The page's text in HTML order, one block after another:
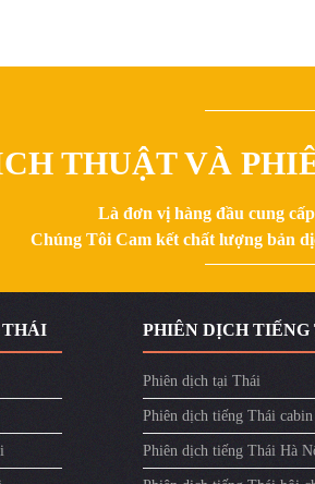
THUẬT VÀ
Là đơn vị hàng đầu cung
Chúng Tôi Cam kết chất lượng bản
THÁI PHIÊN DỊCH TIẾNG
Phiên dịch tại Thái
Phiên dịch tiếng Thái cabin
Phiên dịch tiếng Thái Hà